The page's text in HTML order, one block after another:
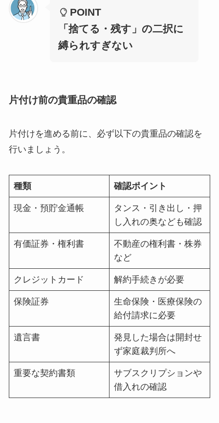
POINT
「捨てる・残す」の二択に
縛られすぎない
片付け前の貴重品の確認
片付けを進める前に、必ず以下の貴重品の確認を
行いましょう。
種類 確認ポイント
現金・預貯金通帳
タンス・引き出し・押
し入れの奥なども確認
有価証券・権利書
不動産の権利書・株券
など
クレジットカード 解約手続きが必要
保険証券
生命保険・医療保険の
給付請求に必要
遺言書
発見した場合は開封せ
ず家庭裁判所へ
重要な契約書類
サブスクリプションや
借入れの確認